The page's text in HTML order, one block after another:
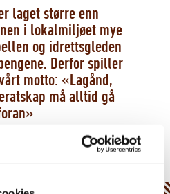
laget større enn
i lokalmiljøet mye
og idrettsgleden
Derfor spiller
motto: «Lagånd,
må alltid gå